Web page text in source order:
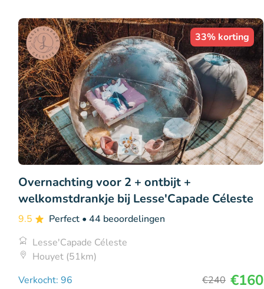
33% korting
Overnachting voor 2 + ontbijt +
welkomstdrankje bij Lesse'Capade Céleste
9.5 Perfect • 44 beoordelingen
Lesse'Capade Céleste
Houyet (51km)
Verkocht: 96
€240 €160